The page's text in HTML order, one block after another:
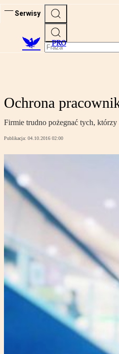
Serwisy
PRO
Ochrona
Firmie trudno pożegnać tych,
Publikacja: 04.10.2016 02:00